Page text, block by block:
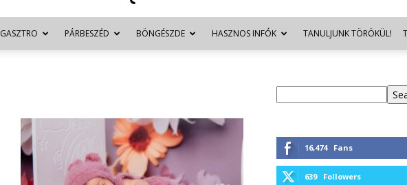
Türkinfo
GASZTRO PÁRBESZÉD BÖNGÉSZDE HASZNOS INFÓK TANULJUNK TÖRÖKÜL!
16,474 Fans
639 Followers